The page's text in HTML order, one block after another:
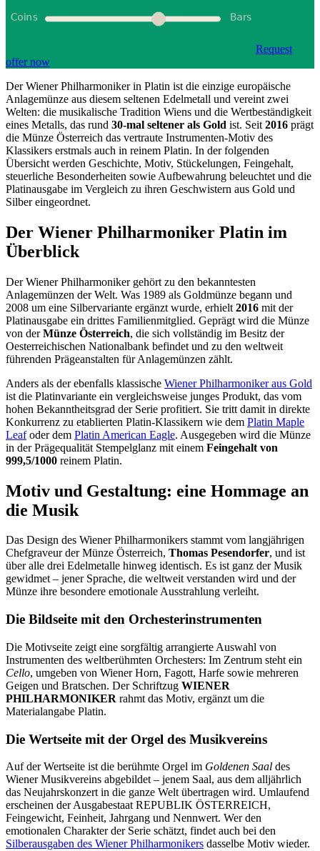
Request
offer now
Der Wiener Philharmoniker in Platin ist die einzige europäische
Anlagemünze aus diesem seltenen Edelmetall und vereint zwei
Welten: die musikalische Tradition Wiens und die Wertbeständigkeit
eines Metalls, das rund 30-mal seltener als Gold ist. Seit 2016 prägt
die Münze Österreich das vertraute Instrumenten-Motiv des
Klassikers erstmals auch in reinem Platin. In der folgenden
Übersicht werden Geschichte, Motiv, Stückelungen, Feingehalt,
steuerliche Besonderheiten sowie Aufbewahrung beleuchtet und die
Platinausgabe im Vergleich zu ihren Geschwistern aus Gold und
Silber eingeordnet.
Der Wiener Philharmoniker Platin im
Überblick
Der Wiener Philharmoniker gehört zu den bekanntesten
Anlagemünzen der Welt. Was 1989 als Goldmünze begann und
2008 um eine Silbervariante ergänzt wurde, erhielt 2016 mit der
Platinausgabe ein drittes Familienmitglied. Geprägt wird die Münze
von derMünze Österreich, die sich vollständig im Besitz der
Oesterreichischen Nationalbank befindet und zu den weltweit
führenden Prägeanstalten für Anlagemünzen zählt.
Anders als der ebenfalls klassische Wiener Philharmoniker aus Gold
ist die Platinvariante ein vergleichsweise junges Produkt, das vom
hohen Bekanntheitsgrad der Serie profitiert. Sie tritt damit in direkte
Konkurrenz zu etablierten Platin-Klassikern wie dem Platin Maple
Leafoder dem Platin American Eagle. Ausgegeben wird die Münze
in der Prägequalität Stempelglanz mit einem Feingehalt von
999,5/1000 reinem Platin.
Motiv und Gestaltung: eine Hommage an
die Musik
Das Design des Wiener Philharmonikers stammt vom langjährigen
Chefgraveur der Münze Österreich, Thomas Pesendorfer, und ist
über alle drei Edelmetalle hinweg identisch. Es ist ganz der Musik
gewidmet – jener Sprache, die weltweit verstanden wird und der
Münze ihre besondere emotionale Ausstrahlung verleiht.
Die Bildseite mit den Orchesterinstrumenten
Die Motivseite zeigt eine sorgfältig arrangierte Auswahl von
Instrumenten des weltberühmten Orchesters: Im Zentrum steht ein
Cello, umgeben von Wiener Horn, Fagott, Harfe sowie mehreren
Geigen und Bratschen. Der Schriftzug WIENER
PHILHARMONIKER rahmt das Motiv, ergänzt um die
Materialangabe Platin.
Die Wertseite mit der Orgel des Musikvereins
Auf der Wertseite ist die berühmte Orgel im Goldenen Saal des
Wiener Musikvereins abgebildet – jenem Saal, aus dem alljährlich
das Neujahrskonzert in die ganze Welt übertragen wird. Umlaufend
erscheinen der Ausgabestaat REPUBLIK ÖSTERREICH,
Feingewicht, Feinheit, Jahrgang und Nennwert. Wer den
emotionalen Charakter der Serie schätzt, findet auch bei den
Silberausgaben des Wiener Philharmonikers dasselbe Motiv wieder.